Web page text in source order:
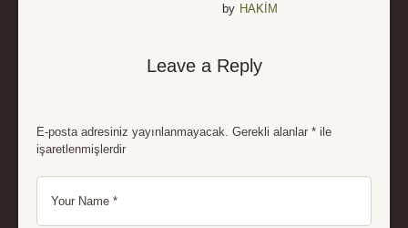
by HAKİM
Leave a Reply
E-posta adresiniz yayınlanmayacak. Gerekli alanlar * ile
işaretlenmişlerdir